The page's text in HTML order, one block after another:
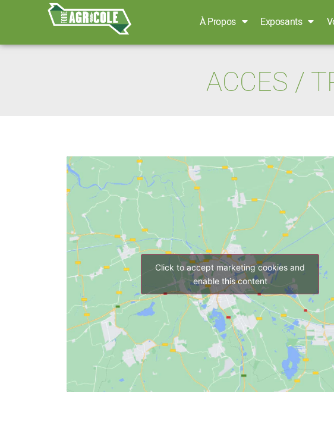
À Propos Exposants
ACCES /
Click to accept marketing cookies and
enable this content